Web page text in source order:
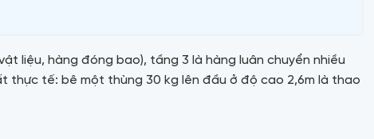
liệu, hàng đóng bao), tầng 3 là hàng luân chuyển nhiều
thực tế: bê một thùng 30 kg lên đầu ở độ cao 2,6m là thao